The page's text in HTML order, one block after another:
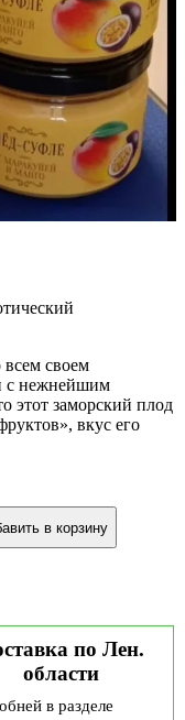
всем своем
с нежнейшим
этот заморский плод
вкус его
в корзину
по Лен.
области
в разделе